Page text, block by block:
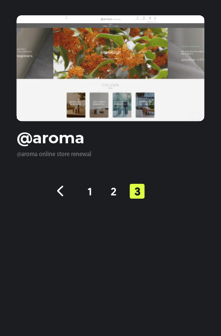
@aroma
@aroma online store renewal
1 2 3